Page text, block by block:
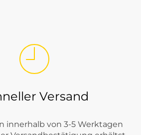
Hilfiger für ausgewählte
stark ist die Marke bei
Versand
innerhalb von 3-5 Werktagen